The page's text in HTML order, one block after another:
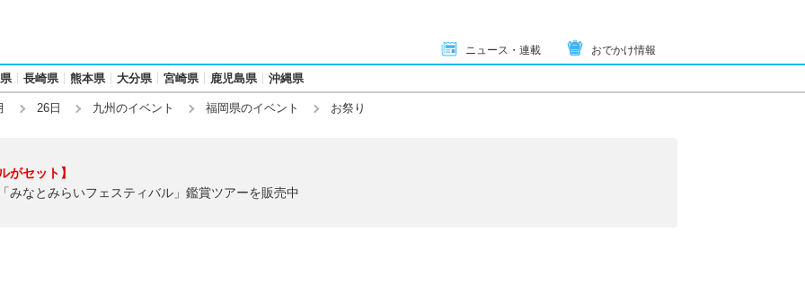
ニュース・連載 おでかけ情報
長崎県 熊本県 大分県 宮崎県 鹿児島県 沖縄県
26日 九州のイベント 福岡県のイベント お祭り
がセット】
みなとみらいフェスティバル」鑑賞ツアーを販売中